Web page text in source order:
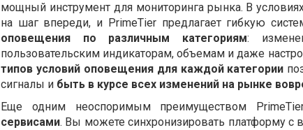
мощный инструмент для мониторинга рынка. В
на шаг впереди, и PrimeTier предлагает гибкую
оповещения по различным категориям:
пользовательским индикаторам, объемам и даже
типов условий оповещения для каждой категории
сигналы и быть в курсе всех изменений на рынке
Еще одним неоспоримым преимуществом
сервисами. Вы можете синхронизировать платформу с